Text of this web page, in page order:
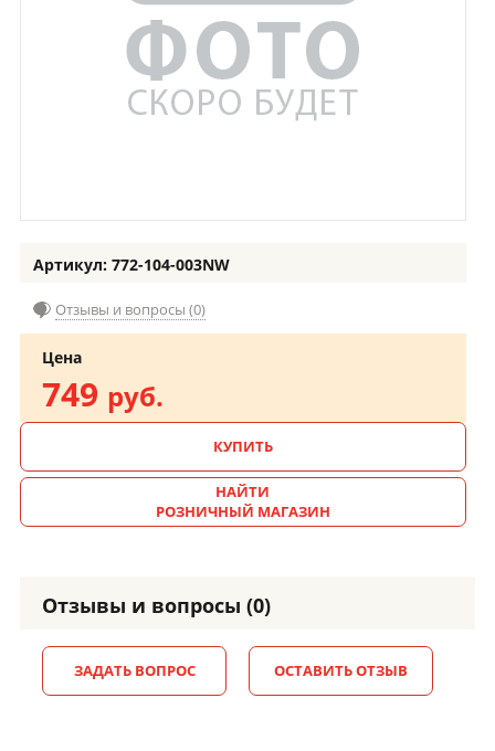
Артикул: 772-104-003NW
Отзывы и вопросы (0)
Цена
749 руб.
КУПИТЬ
НАЙТИ
РОЗНИЧНЫЙ МАГАЗИН
Отзывы и вопросы (0)
ЗАДАТЬ ВОПРОС ОСТАВИТЬ ОТЗЫВ